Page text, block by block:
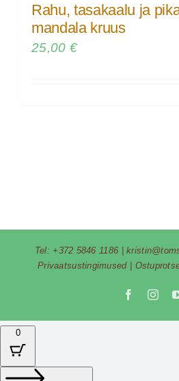
Rahu, tasakaalu ja
mandala kruus
25,00 €
Tel: +372 5846 1186 |
Privaatsustingimused|
Facebook
0